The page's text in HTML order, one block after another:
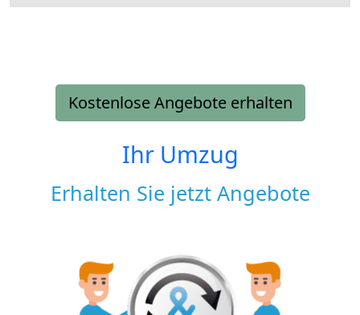
Kostenlose Angebote erhalten
Ihr Umzug
Erhalten Sie jetzt Angebote